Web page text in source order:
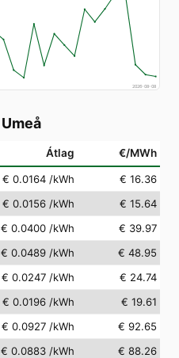
2026-08-08
Umeå
Átlag €/MWh
€ 0.0164 /kWh
€ 16.36
€ 0.0156 /kWh
€ 15.64
€ 0.0400 /kWh
€ 39.97
€ 0.0489 /kWh
€ 48.95
€ 0.0247 /kWh
€ 24.74
€ 0.0196 /kWh
€ 19.61
€ 0.0927 /kWh
€ 92.65
€ 0.0883 /kWh
€ 88.26